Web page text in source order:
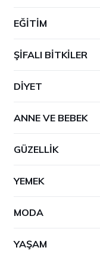
EĞITIM
ŞIFALI BITKILER
DIYET
ANNE VE BEBEK
GÜZELLIK
YEMEK
MODA
YAŞAM